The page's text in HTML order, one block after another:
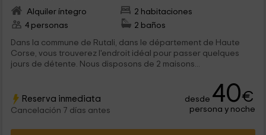
Alquiler íntegro
2 habitaciones
4 personas
2 baños
Dans la commune de Rutali, dans le département de Haute
Corse, vous trouverez l'endroit idéal pour passer quelques
jours de détente. Nous disposons de 2 maisons...
Reserva inmediata
Cancelación 7 días antes
desde 40€
persona y noche